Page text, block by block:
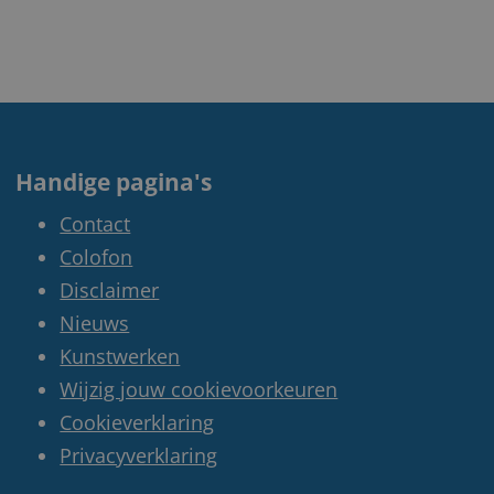
Handige pagina's
Contact
Colofon
Disclaimer
Nieuws
Kunstwerken
Wijzig jouw cookievoorkeuren
Cookieverklaring
Privacyverklaring